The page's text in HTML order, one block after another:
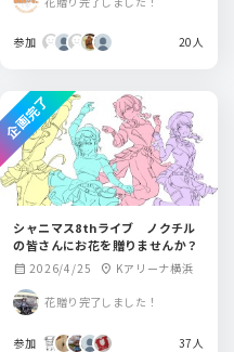
参加 20人
シャニマス8thライブ ノクチル
の皆さんにお花を贈りませんか？
calendar_month 2026/4/25 location_on Kアリーナ横浜
花贈り完了しました！
参加 37人
企画完了